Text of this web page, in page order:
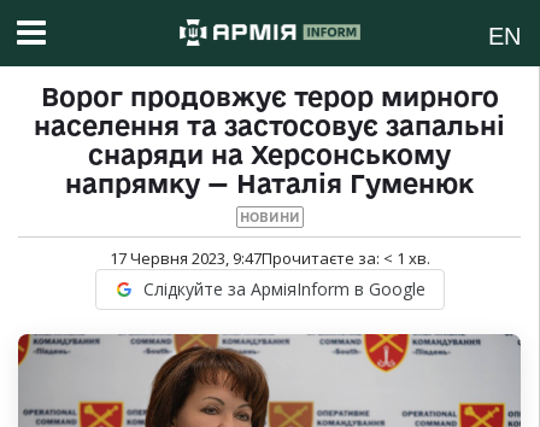
EN
Ворог продовжує терор мирного
населення та застосовує запальні
снаряди на Херсонському
напрямку — Наталія Гуменюк
НОВИНИ
17 Червня 2023, 9:47Прочитаєте за: < 1 хв.
Слідкуйте за АрміяInform в Google